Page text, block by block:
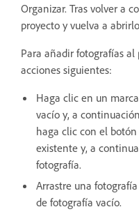
Organizar. Tras volver a
proyecto y vuelva a
Para añadir fotografías
acciones siguientes:
Haga clic en un
vacío y, a
haga clic con el
existente y, a
fotografía.
Arrastre una
de fotografía vacío.